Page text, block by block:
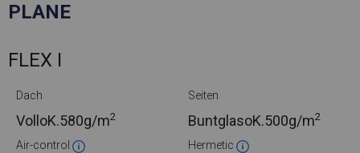
PLANE
FLEX I
Dach
VolloK.580g/m2
Seiten
BuntglasoK.500g/m2
Air-control Hermetic